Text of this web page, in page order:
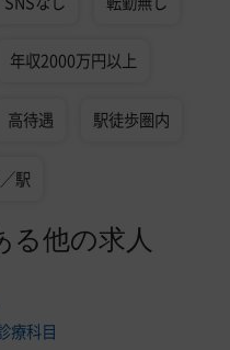
年収2000万円以上
高待遇 駅徒歩圏内
駅
る他の求人
療科目